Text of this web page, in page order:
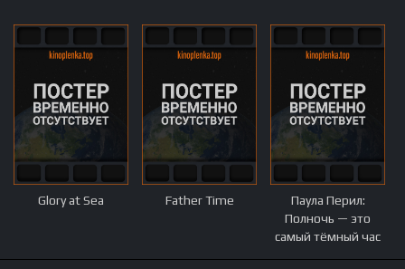
Glory at Sea Father Time
Паула Перил:
Полночь — это
самый тёмный час